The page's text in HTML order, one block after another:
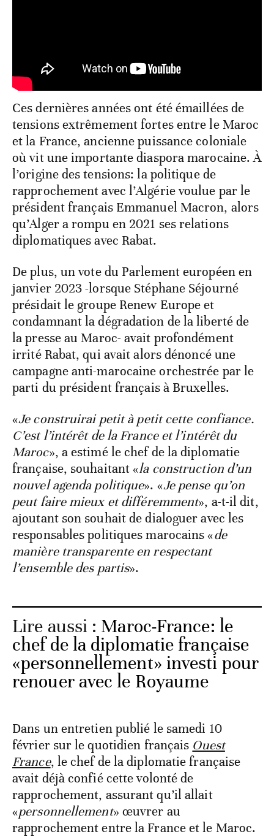
Ces dernières années ont été émaillées de
tensions extrêmement fortes entre le Maroc
et la France, ancienne puissance coloniale
où vit une importante diaspora marocaine. À
l’origine des tensions: la politique de
rapprochement avec l’Algérie voulue par le
président français Emmanuel Macron, alors
qu’Alger a rompu en 2021 ses relations
diplomatiques avec Rabat.
De plus, un vote du Parlement européen en
janvier 2023 -lorsque Stéphane Séjourné
présidait le groupe Renew Europe et
condamnant la dégradation de la liberté de
la presse au Maroc- avait profondément
irrité Rabat, qui avait alors dénoncé une
campagne anti-marocaine orchestrée par le
parti du président français à Bruxelles.
«Je construirai petit à petit cette confiance.
C’est l’intérêt de la France et l’intérêt du
Maroc», a estimé le chef de la diplomatie
française, souhaitant «la construction d’un
nouvel agenda politique». «Je pense qu’on
peut faire mieux et différemment», a-t-il dit,
ajoutant son souhait de dialoguer avec les
responsables politiques marocains «de
manière transparente en respectant
l’ensemble des partis».
Lire aussi : Maroc-France: le
chef de la diplomatie française
«personnellement» investi pour
renouer avec le Royaume
Dans un entretien publié le samedi 10
février sur le quotidien français Ouest
France, le chef de la diplomatie française
avait déjà confié cette volonté de
rapprochement, assurant qu’il allait
«personnellement» œuvrer au
rapprochement entre la France et le Maroc.